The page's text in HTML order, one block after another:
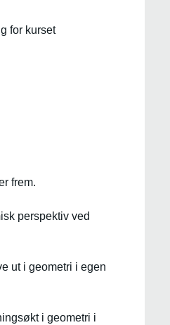
for kurset
frem.
perspektiv ved
ut i geometri i egen
i geometri i